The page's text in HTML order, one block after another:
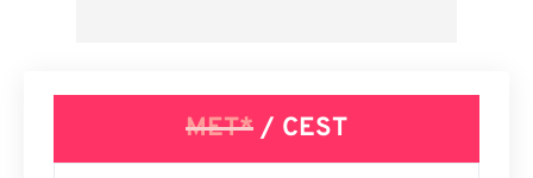
MET* / CEST